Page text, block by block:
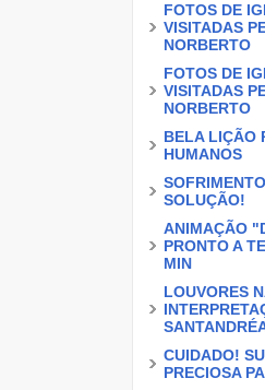
FOTOS DE
VISITADAS
NORBERTO
FOTOS DE
VISITADAS
NORBERTO
BELA LIÇÃO
HUMANOS
SOLUÇÃO!
ANIMAÇÃO
PRONTO A
MIN
LOUVORES
CUIDADO!
PRECIOSA